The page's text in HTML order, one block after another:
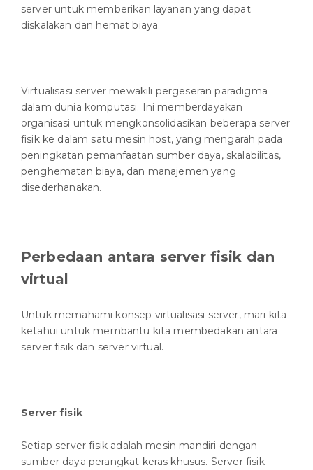
server untuk memberikan layanan yang dapat
diskalakan dan hemat biaya.
Virtualisasi server mewakili pergeseran paradigma
dalam dunia komputasi. Ini memberdayakan
organisasi untuk mengkonsolidasikan beberapa server
fisik ke dalam satu mesin host, yang mengarah pada
peningkatan pemanfaatan sumber daya, skalabilitas,
penghematan biaya, dan manajemen yang
disederhanakan.
Perbedaan antara server fisik dan
virtual
Untuk memahami konsep virtualisasi server, mari kita
ketahui untuk membantu kita membedakan antara
server fisik dan server virtual.
Server fisik
Setiap server fisik adalah mesin mandiri dengan
sumber daya perangkat keras khusus. Server fisik